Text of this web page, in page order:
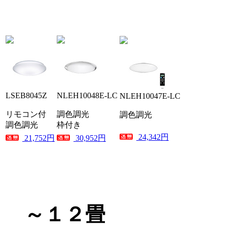
LSEB8045Z
リモコン付
調色調光
21,752円
NLEH10048E-LC
調色調光
枠付き
30,952円
NLEH10047E-LC
調色調光
24,342円
～１２畳